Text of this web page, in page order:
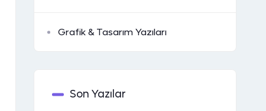
Grafik & Tasarım Yazıları
Son Yazılar